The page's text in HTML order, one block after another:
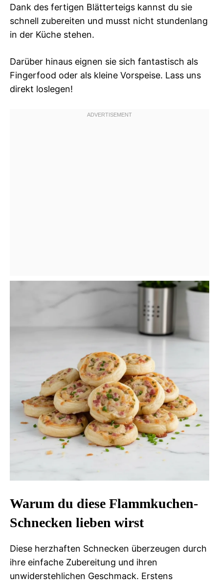
Dank des fertigen Blätterteigs kannst du sie
schnell zubereiten und musst nicht stundenlang
in der Küche stehen.
Darüber hinaus eignen sie sich fantastisch als
Fingerfood oder als kleine Vorspeise. Lass uns
direkt loslegen!
Warum du diese Flammkuchen-
Schnecken lieben wirst
Diese herzhaften Schnecken überzeugen durch
ihre einfache Zubereitung und ihren
unwiderstehlichen Geschmack. Erstens